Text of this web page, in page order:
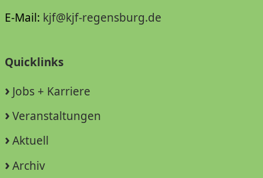
E-Mail: kjf@kjf-regensburg.de
Quicklinks
Jobs + Karriere
Veranstaltungen
Aktuell
Archiv